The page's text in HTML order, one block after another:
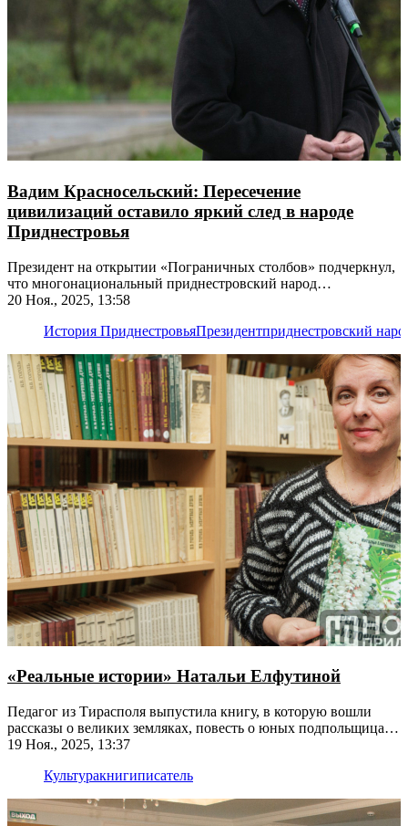
Вадим Красносельский: Пересечение
цивилизаций оставило яркий след в народе
Приднестровья
Президент на открытии «Пограничных столбов» подчеркнул,
что многонациональный приднестровский народ
сформирован и временем, и историей
20 Ноя., 2025, 13:58
История ПриднестровьяПрезидентприднестровский
«Реальные истории» Натальи Елфутиной
Педагог из Тирасполя выпустила книгу, в которую вошли
рассказы о великих земляках, повесть о юных подпольщицах,
а также воспоминания о любимых людях
19 Ноя., 2025, 13:37
Культуракнигиписатель